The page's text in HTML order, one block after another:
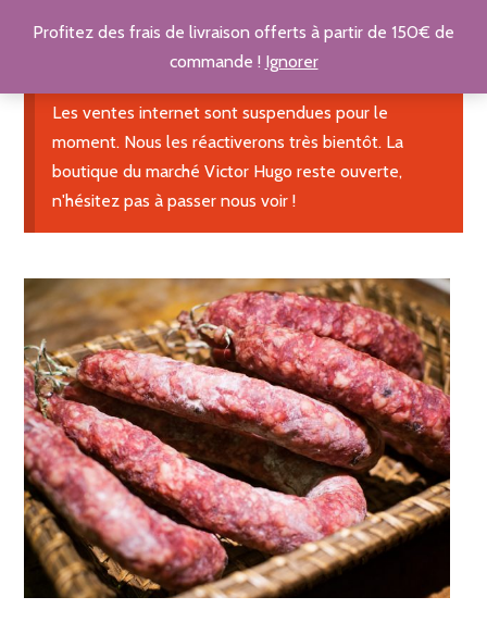
Les ventes internet sont suspendues pour le
moment. Nous les réactiverons très bientôt. La
boutique du marché Victor Hugo reste ouverte,
n'hésitez pas à passer nous voir !
Profitez des frais de livraison offerts à partir de 150€ de
commande ! Ignorer